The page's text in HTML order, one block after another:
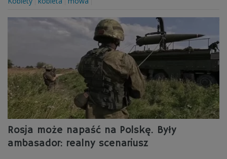
Rosja może napaść na Polskę. Były
ambasador: realny scenariusz